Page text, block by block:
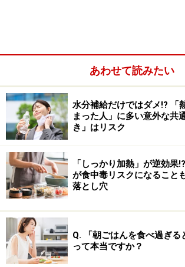
さらに、ペプチド(たんぱく質を酵素で分
質)の一種である「アンギオテンシン変
という物質は、
天然の降圧剤と云われ
人に効果があります。
あわせて読みたい
水分補給だけではダメ!? 「
まった人」に多い意外な共
き」はリスク
「しっかり加熱」が逆効果
が食中毒リスクになること
落とし穴
Q. 「朝ごはんを食べ過ぎる
って本当ですか？